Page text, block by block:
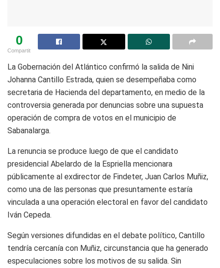
0
Compartit
La Gobernación del Atlántico confirmó la salida de Nini
Johanna Cantillo Estrada, quien se desempeñaba como
secretaria de Hacienda del departamento, en medio de la
controversia generada por denuncias sobre una supuesta
operación de compra de votos en el municipio de
Sabanalarga.
La renuncia se produce luego de que el candidato
presidencial Abelardo de la Espriella mencionara
públicamente al exdirector de Findeter, Juan Carlos Muñiz,
como una de las personas que presuntamente estaría
vinculada a una operación electoral en favor del candidato
Iván Cepeda.
Según versiones difundidas en el debate político, Cantillo
tendría cercanía con Muñiz, circunstancia que ha generado
especulaciones sobre los motivos de su salida. Sin